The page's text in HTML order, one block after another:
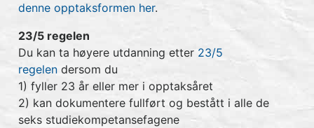
denne opptaksformen her.
23/5 regelen
Du kan ta høyere utdanning etter 23/5
regelen dersom du
1) fyller 23 år eller mer i opptaksåret
2) kan dokumentere fullført og bestått i alle de
seks studiekompetansefagene